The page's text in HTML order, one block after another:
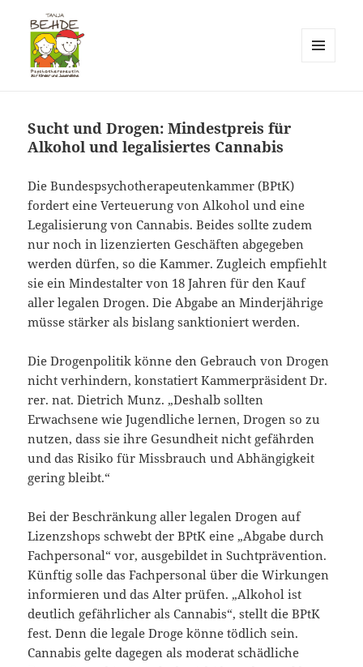
Sucht und Drogen: Mindestpreis für
Alkohol und legalisiertes Cannabis
Die Bundespsychotherapeutenkammer (BPtK)
fordert eine Verteuerung von Alkohol und eine
Legalisierung von Cannabis. Beides sollte zudem
nur noch in lizenzierten Geschäften abgegeben
werden dürfen, so die Kammer. Zugleich empfiehlt
sie ein Mindestalter von 18 Jahren für den Kauf
aller legalen Drogen. Die Abgabe an Minderjährige
müsse stärker als bislang sanktioniert werden.
Die Drogenpolitik könne den Gebrauch von Drogen
nicht verhindern, konstatiert Kammerpräsident Dr.
rer. nat. Dietrich Munz. „Deshalb sollten
Erwachsene wie Jugendliche lernen, Drogen so zu
nutzen, dass sie ihre Gesundheit nicht gefährden
und das Risiko für Missbrauch und Abhängigkeit
gering bleibt.“
Bei der Beschränkung aller legalen Drogen auf
Lizenzshops schwebt der BPtK eine „Abgabe durch
Fachpersonal“ vor, ausgebildet in Suchtprävention.
Künftig solle das Fachpersonal über die Wirkungen
informieren und das Alter prüfen. „Alkohol ist
deutlich gefährlicher als Cannabis“, stellt die BPtK
fest. Denn die legale Droge könne tödlich sein.
Cannabis gelte dagegen als moderat schädliche